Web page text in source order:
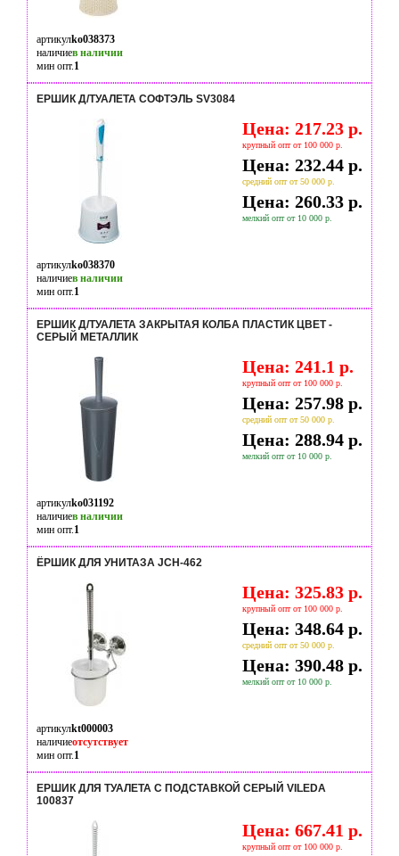
артикулko038373
наличиев наличии
мин опт.1
ЕРШИК Д/ТУАЛЕТА СОФТЭЛЬ SV3084
Цена: 217.23 р.
крупный опт от 100 000 р.
Цена: 232.44 р.
средний опт от 50 000 р.
Цена: 260.33 р.
мелкий опт от 10 000 р.
артикулko038370
наличиев наличии
мин опт.1
ЕРШИК Д/ТУАЛЕТА ЗАКРЫТАЯ КОЛБА ПЛАСТИК ЦВЕТ -
СЕРЫЙ МЕТАЛЛИК
Цена: 241.1 р.
крупный опт от 100 000 р.
Цена: 257.98 р.
средний опт от 50 000 р.
Цена: 288.94 р.
мелкий опт от 10 000 р.
артикулko031192
наличиев наличии
мин опт.1
ЁРШИК ДЛЯ УНИТАЗА JCH-462
Цена: 325.83 р.
крупный опт от 100 000 р.
Цена: 348.64 р.
средний опт от 50 000 р.
Цена: 390.48 р.
мелкий опт от 10 000 р.
артикулkt000003
наличиеотсутствует
мин опт.1
ЕРШИК ДЛЯ ТУАЛЕТА С ПОДСТАВКОЙ СЕРЫЙ VILEDA
100837
Цена: 667.41 р.
крупный опт от 100 000 р.